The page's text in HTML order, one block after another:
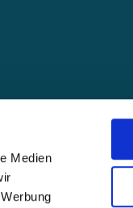
Medien